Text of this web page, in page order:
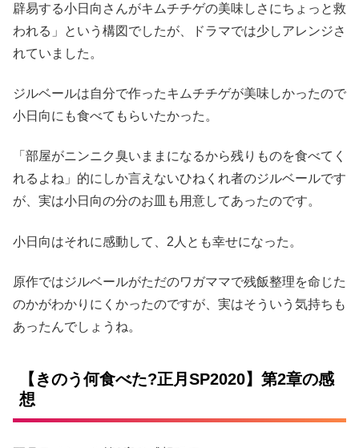
辟易する小日向さんがキムチチゲの美味しさにちょっと救
われる」という構図でしたが、ドラマでは少しアレンジさ
れていました。
ジルベールは自分で作ったキムチチゲが美味しかったので
小日向にも食べてもらいたかった。
「部屋がニンニク臭いままになるから残りものを食べてく
れるよね」的にしか言えないひねくれ者のジルベールです
が、実は小日向の分のお皿も用意してあったのです。
小日向はそれに感動して、2人とも幸せになった。
原作ではジルベールがただのワガママで残飯整理を命じた
のかがわかりにくかったのですが、実はそういう気持ちも
あったんでしょうね。
【きのう何食べた?正月SP2020】第2章の感
想